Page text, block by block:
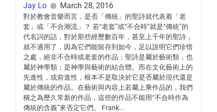
Jay Lo March 28, 2016
對於教會音樂而言，是否「傳統」的聖詩就代表着「老
套」或「不合潮流」？ 若“老套”或“不合時”就是“傳統”的
代名詞的話，對於那些經歷數百年，甚至上千年的聖詩，
就不適用了，因為它們能留存到如今，足以說明它們珍惜
之處，絕非不合時或老套的作品；聖詩是屬於藝術類，也
屬於神學類；是神學與藝術的結合體。而在文化藝術上的
先進性，或前進性，根本不是取決於它是否屬於現代還是
屬於傳統的作品。在藝術與內容上若屬上乘作品的，我們
稱之為歷久常新的作品，這些的作品不能用“不合時作為
傳統的含義”來否定它們。 Frank...